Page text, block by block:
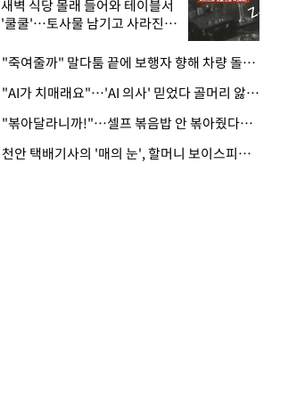
새벽 식당 몰래 들어와 테이블서
'쿨쿨'…토사물 남기고 사라진 남
· "죽여줄까" 말다툼 끝에 보행자 향해 차량 돌진…50대 여성 중상
· "AI가 치매래요"…'AI 의사' 믿었다 골머리 앓는 美 의료계 '경고'
· "볶아달라니까!"…셀프 볶음밥 안 볶아줬다고 사장 폭행한 손님
· 천안 택배기사의 '매의 눈', 할머니 보이스피싱 피해 막아